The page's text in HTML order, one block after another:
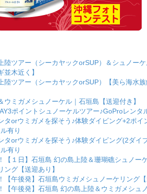
陸ツアー（シーカヤックorSUP）＆シュノー
並木近く】
陸ツアー（シーカヤックorSUP）【美ら海水
ウミガメシュノーケル｜石垣島【送迎付き】
ポイントシュノーケルツアー♪GoProレンタ
タorウミガメを探そう♪体験ダイビング+2ポイ
有り
タorウミガメを探そう♪体験ダイビング(2ダイ
有り
【１日】石垣島 幻の島上陸＆珊瑚礁シュノー
ング【送迎あり】
【午後発】石垣島ウミガメシュノーケリング
【午後発】石垣島 幻の島上陸＆ウミガメシュ